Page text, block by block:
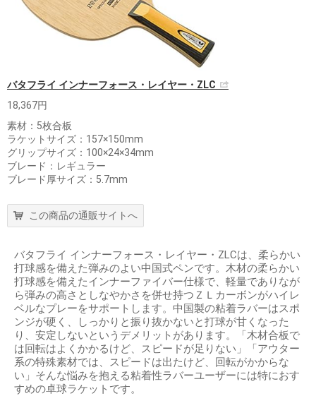
バタフライ インナーフォース・レイヤー・ZLC
18,367円
素材：5枚合板
ラケットサイズ：157×150mm
グリップサイズ：100×24×34mm
ブレード：レギュラー
ブレード厚サイズ：5.7mm
この商品の通販サイトへ
バタフライ インナーフォース・レイヤー・ZLCは、柔らかい
打球感を備えた弾みのよい中国式ペンです。木材の柔らかい
打球感を備えたインナーファイバー仕様で、軽量でありなが
ら弾みの高さとしなやかさを併せ持つＺＬカーボンがハイレ
ベルなプレーをサポートします。中国製の粘着ラバーはスポ
ンジが硬く、しっかりと振り抜かないと打球が甘くなった
り、安定しないというデメリットがあります。「木材合板で
は回転はよくかかるけど、スピードが足りない」「アウター
系の特殊素材では、スピードは出たけど、回転がかからな
い」そんな悩みを抱える粘着性ラバーユーザーには特におす
すめの卓球ラケットです。